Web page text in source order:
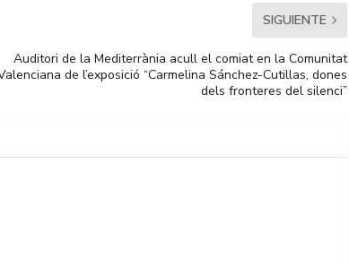
SIGUIENTE
Auditori de la Mediterrània acull el comiat en la Comunitat
de l’exposició “Carmelina Sánchez-Cutillas, dones
dels fronteres del silenci”